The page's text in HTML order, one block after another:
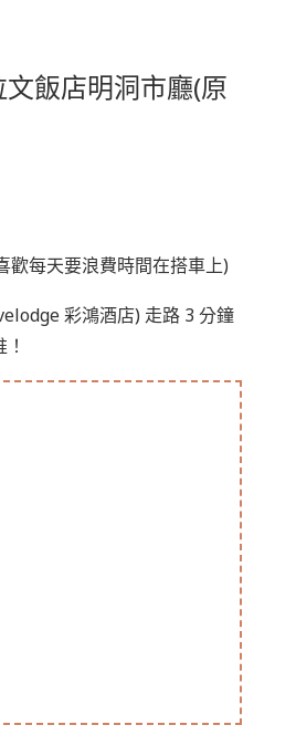
文飯店明洞市廳(原
歡每天要浪費時間在搭車上)
彩鴻酒店) 走路 3 分鐘